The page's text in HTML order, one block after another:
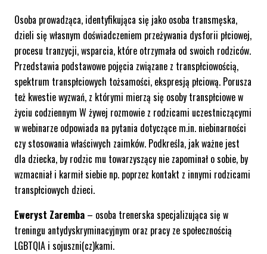
Osoba prowadząca, identyfikująca się jako osoba transmęska,
dzieli się własnym doświadczeniem przeżywania dysforii płciowej,
procesu tranzycji, wsparcia, które otrzymała od swoich rodziców.
Przedstawia podstawowe pojęcia związane z transpłciowością,
spektrum transpłciowych tożsamości, ekspresją płciową. Porusza
też kwestie wyzwań, z którymi mierzą się osoby transpłciowe w
życiu codziennym W żywej rozmowie z rodzicami uczestniczącymi
w webinarze odpowiada na pytania dotyczące m.in. niebinarności
czy stosowania właściwych zaimków. Podkreśla, jak ważne jest
dla dziecka, by rodzic mu towarzyszący nie zapominał o sobie, by
wzmacniał i karmił siebie np. poprzez kontakt z innymi rodzicami
transpłciowych dzieci.
Eweryst Zaremba – osoba trenerska specjalizująca się w
treningu antydyskryminacyjnym oraz pracy ze społecznością
LGBTQIA i sojuszni(cz)kami.